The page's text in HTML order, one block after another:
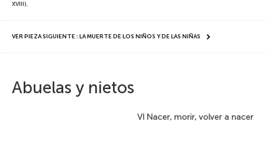
XVIII),
VER PIEZA SIGUIENTE : LA MUERTE DE LOS NIÑOS Y DE LAS NIÑAS
Abuelas y nietos
VI Nacer, morir, volver a nacer